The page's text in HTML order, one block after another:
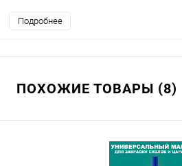
Подробнее
ПОХОЖИЕ ТОВАРЫ (8)